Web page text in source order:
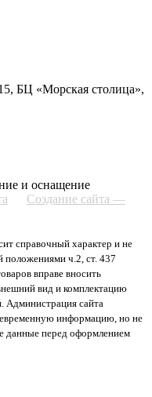
БЦ «Морская столица»,
и оснащение
Создание сайта —
справочный характер и не
положениями ч.2, ст. 437
вправе вносить
вид и комплектацию
Администрация сайта
информацию, но не
данные перед оформлением